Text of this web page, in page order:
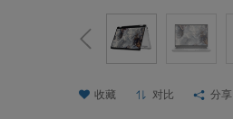
收藏 对比 分享